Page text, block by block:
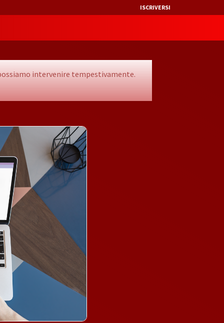
ISCRIVERSI
intervenire tempestivamente.